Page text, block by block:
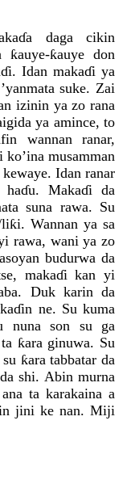
daga cikin
ƙauye-ƙauye don
Idan makaɗi ya
suke. Zai
izinin ya zo rana
ya amince, to
wannan ranar,
musamman
Idan ranar
haɗu. Makaɗi da
suna rawa. Su
Wannan ya sa
rawa, wani ya zo
budurwa da
makaɗi kan yi
Duk karin da
ne. Su kuma
nuna son su ga
ƙara ginuwa. Su
ƙara tabbatar da
shi. Abin murna
ta karakaina a
jini ke nan. Miji